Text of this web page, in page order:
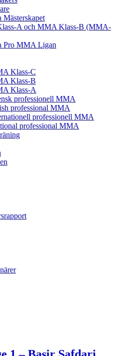
Mästerskapet
A och MMA Klass-B (MMA-
Pro MMA Ligan
Klass-C
Klass-B
Klass-A
professionell MMA
professional MMA
professionell MMA
professional MMA